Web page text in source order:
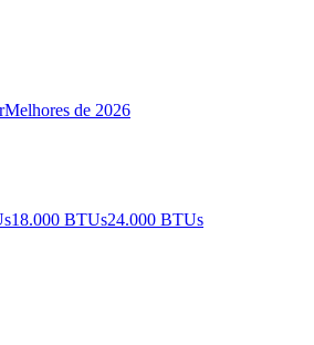
Melhores de 2026
18.000 BTUs24.000 BTUs